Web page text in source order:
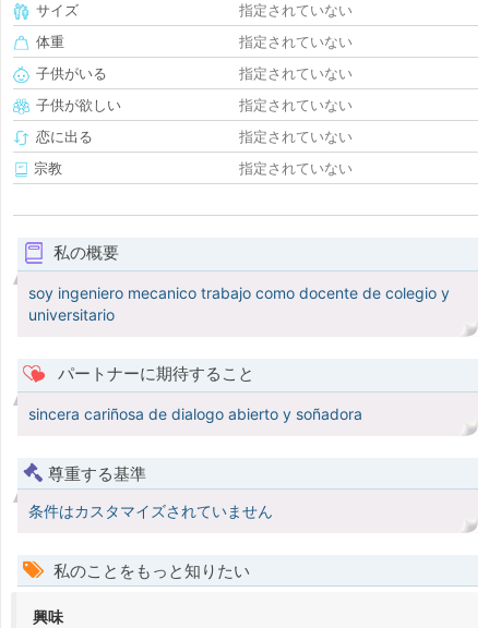
サイズ
指定されていない
体重
指定されていない
子供がいる
指定されていない
子供が欲しい
指定されていない
恋に出る
指定されていない
宗教
指定されていない
私の概要
soy ingeniero mecanico trabajo como docente de colegio y
universitario
パートナーに期待すること
sincera cariñosa de dialogo abierto y soñadora
尊重する基準
条件はカスタマイズされていません
私のことをもっと知りたい
興味